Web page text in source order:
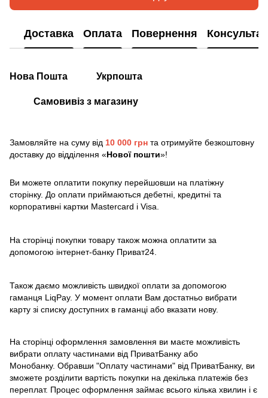
Доставка Оплата Повернення
Нова Пошта Укрпошта
Самовивіз з магазину
Замовляйте на суму від 10 000 грн та отримуйте безкоштовну
доставку до відділення «Нової пошти»!
Ви можете оплатити покупку перейшовши на платіжну
сторінку. До оплати приймаються дебетні, кредитні та
корпоративні картки Mastercard і Visa.
На сторінці покупки товару також можна оплатити за
допомогою інтернет-банку Приват24.
Також даємо можливість швидкої оплати за допомогою
гаманця LiqPay. У момент оплати Вам достатньо вибрати
карту зі списку доступних в гаманці або вказати нову.
На сторінці оформлення замовлення ви маєте можливість
вибрати оплату частинами від ПриватБанку або
Монобанку. Обравши "Оплату частинами" від ПриватБанку, ви
зможете розділити вартість покупки на декілька платежів без
переплат. Процес оформлення займає всього кілька хвилин і є